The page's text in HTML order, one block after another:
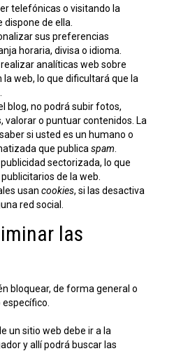
telefónicas o visitando la
de ella.
sus preferencias
horaria, divisa o idioma.
analíticas web sobre
web, lo que dificultará que la
blog, no podrá subir fotos,
valorar o puntuar contenidos. La
si usted es un humano o
que publica spam
sectorizada, lo que
de la web.
usan cookies, si las desactiva
red social.
las
bloquear, de forma general o
un sitio web debe ir a la
y allí podrá buscar las